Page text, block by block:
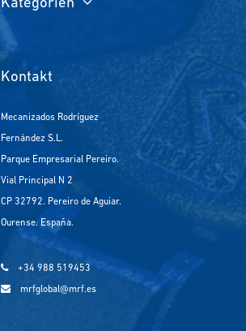
Kategorien
Kontakt
Mecanizados Rodríguez
Fernández S.L.
Parque Empresarial Pereiro.
Vial Principal N 2
CP 32792. Pereiro de Aguiar.
Ourense. España.
+34 988 519453
mrfglobal@mrf.es